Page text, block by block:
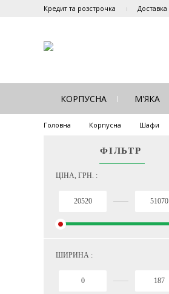
Кредит та розстрочка Доставка
КОРПУСНА М'ЯКА
Головна Корпусна Шафи
ФІЛЬТР
ЦІНА, ГРН. :
ШИРИНА :